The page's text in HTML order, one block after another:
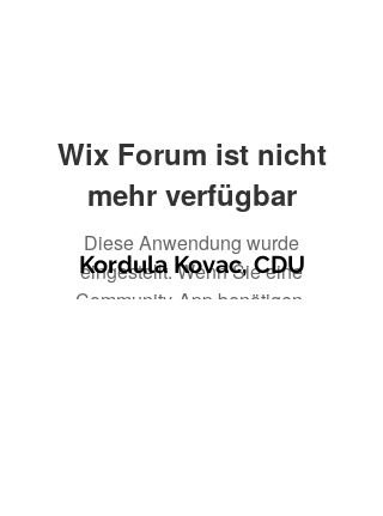
Wix Forum ist nicht
mehr verfügbar
Diese Anwendung wurde
eingestellt. Wenn Sie eine
Community-App benötigen,
Kordula Kovac, CDU